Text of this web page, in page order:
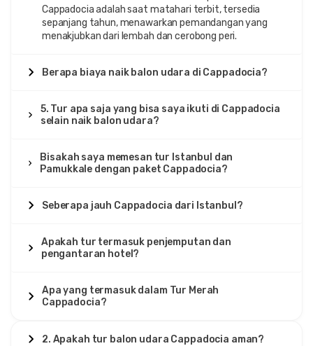
Cappadocia adalah saat matahari terbit, tersedia
sepanjang tahun, menawarkan pemandangan yang
menakjubkan dari lembah dan cerobong peri.
Berapa biaya naik balon udara di Cappadocia?
5. Tur apa saja yang bisa saya ikuti di Cappadocia
selain naik balon udara?
Bisakah saya memesan tur Istanbul dan
Pamukkale dengan paket Cappadocia?
Seberapa jauh Cappadocia dari Istanbul?
Apakah tur termasuk penjemputan dan
pengantaran hotel?
Apa yang termasuk dalam Tur Merah
Cappadocia?
2. Apakah tur balon udara Cappadocia aman?